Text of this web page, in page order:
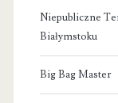
Niepubliczne
Białymstoku
Big Bag Master